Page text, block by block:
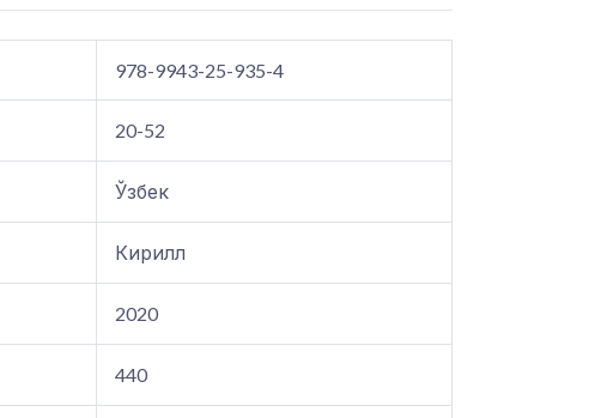
978-9943-25-935-4
20-52
Ўзбек
Кирилл
2020
440